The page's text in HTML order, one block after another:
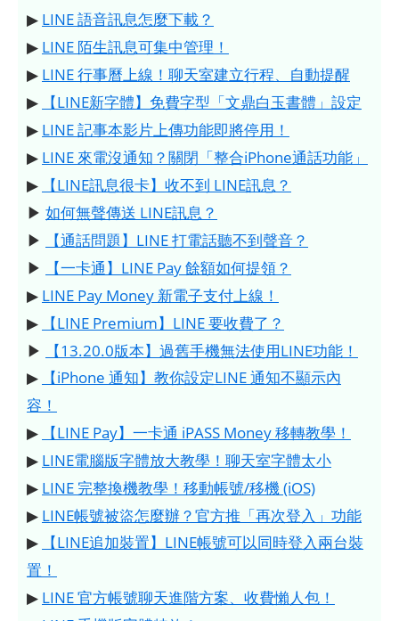
▶ LINE 語音訊息怎麼下載？
▶ LINE 陌生訊息可集中管理！
▶ LINE 行事曆上線！聊天室建立行程、自動提醒
▶
【LINE新字體】免費字型「文鼎白玉書體」設定
▶ LINE 記事本影片上傳功能即將停用！
▶ LINE 來電沒通知？關閉「整合iPhone通話功能」
▶
【LINE訊息很卡】收不到 LINE訊息？
▶ 如何無聲傳送 LINE訊息？
▶
【通話問題】LINE 打電話聽不到聲音？
▶
【一卡通】LINE Pay 餘額如何提領？
▶ LINE Pay Money 新電子支付上線！
▶
【LINE Premium】LINE 要收費了？
▶
【13.20.0版本】過舊手機無法使用LINE功能！
▶
【iPhone 通知】教你設定LINE 通知不顯示內
容！
▶
【LINE Pay】一卡通 iPASS Money 移轉教學！
▶ LINE電腦版字體放大教學！聊天室字體太小
▶ LINE 完整換機教學！移動帳號/移機 (iOS)
▶ LINE帳號被盜怎麼辦？官方推「再次登入」功能
▶
【LINE追加裝置】LINE帳號可以同時登入兩台裝
置！
▶ LINE 官方帳號聊天進階方案、收費懶人包！